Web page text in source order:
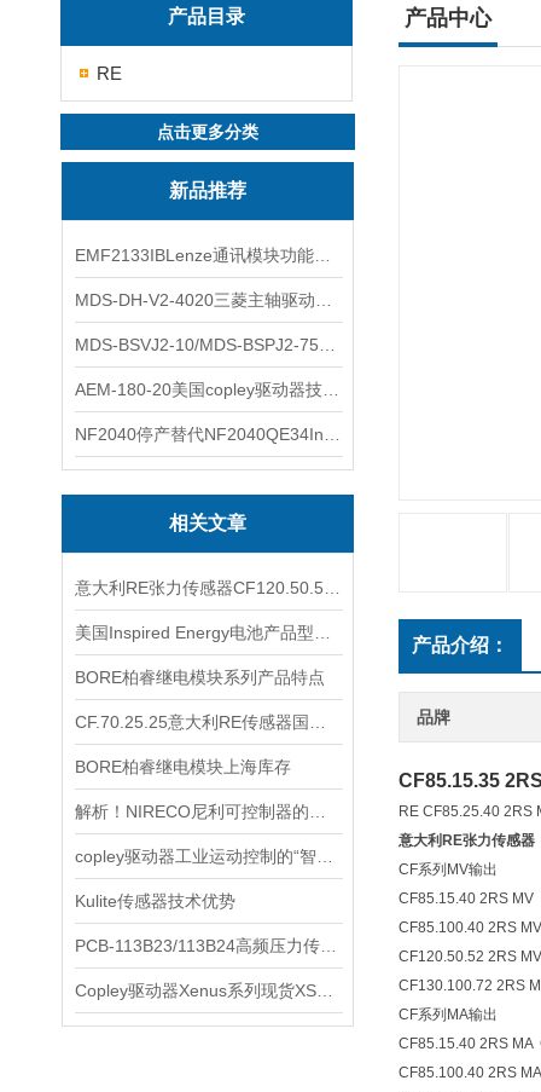
产品目录
RE
点击更多分类
新品推荐
相关文章
BORE柏睿继电模块系列产品特点
BORE柏睿继电模块上海库存
Kulite传感器技术优势
产品中心
产品介绍：
品牌
CF85.15.35
RE CF85.25.40 2RS
意大利RE张力传感器
CF系列MV输出
CF85.15.40 2RS
CF85.100.40 2RS
CF120.50.52 2RS
CF130.100.72 2RS
CF系列MA输出
CF85.15.40 2RS MA
CF85.100.40 2RS